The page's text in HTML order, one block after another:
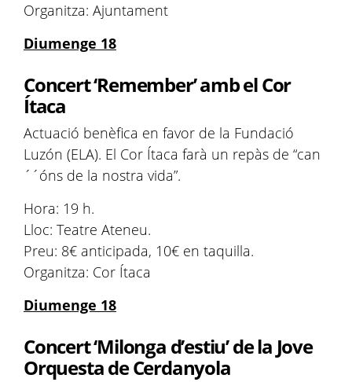
Organitza: Ajuntament
Diumenge 18
Concert ‘Remember’ amb el Cor
Ítaca
Actuació benèfica en favor de la Fundació
Luzón (ELA). El Cor Ítaca farà un repàs de “can
´´óns de la nostra vida”.
Hora: 19 h.
Lloc: Teatre Ateneu.
Preu: 8€ anticipada, 10€ en taquilla.
Organitza: Cor Ítaca
Diumenge 18
Concert ‘Milonga d’estiu’ de la Jove
Orquesta de Cerdanyola